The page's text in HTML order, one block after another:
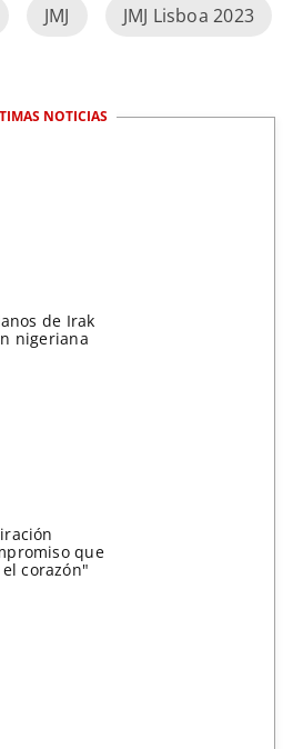
JMJ JMJ Lisboa 2023
NOTICIAS
de Irak
nigeriana
que
corazón"